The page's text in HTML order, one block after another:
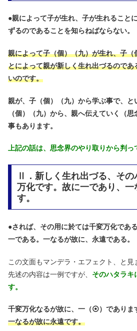
●親によって子が生れ、子が生れること
ずるのであることを知らねばならない。
親によって子（個）（九）が生れ、子
とによって親が新しく生れ出づるので
いのです。
親が、子（個）（九）から学ぶ事で、
（個）（九）から、親へ伝えていく（
事もあります。
上記の話は、思念界のやり取りから判っ
Ⅱ．新しく生れ出づる、その
万化です。故に一であり、
す。
●されば、その用に於ては千変万化であ
一である。一なるが故に、永遠である。
この文面もマンデラ・エフェクト、と見
先述の内容は一例ですが、 そのハタラキ
す。
千変万化なるが故に、一（⦿）でありま
一なるが故に永遠です。